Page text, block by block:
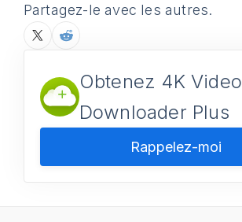
Partagez-le avec les autres.
Obtenez 4K Video
Downloader Plus
Rappelez-moi